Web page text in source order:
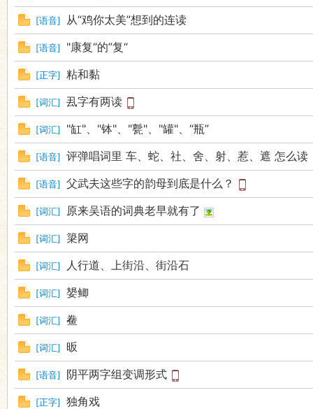
[语音] 从“鸡你太美”想到的连读
[语音] "康复“的”复“
[正字] 粘和黏
[词汇] 厾字有两读
[词汇] "缸"、"钵"、"甏"、"罐"、“瓶”
[语音] 评弹唱词里 车、蛇、社、舍、射、惹、遮 怎么读
[语音] 父武夫这些字的韵母到底是什么？
[词汇] 原来吴语的词典老早就有了
[词汇] 簗网
[词汇] 人行道、上街沿、街沿石
[词汇] 嫢鲫
[词汇] 鲞
[词汇] 昄
[语音] 阴平两字组变调形式
[正字] 独角戏